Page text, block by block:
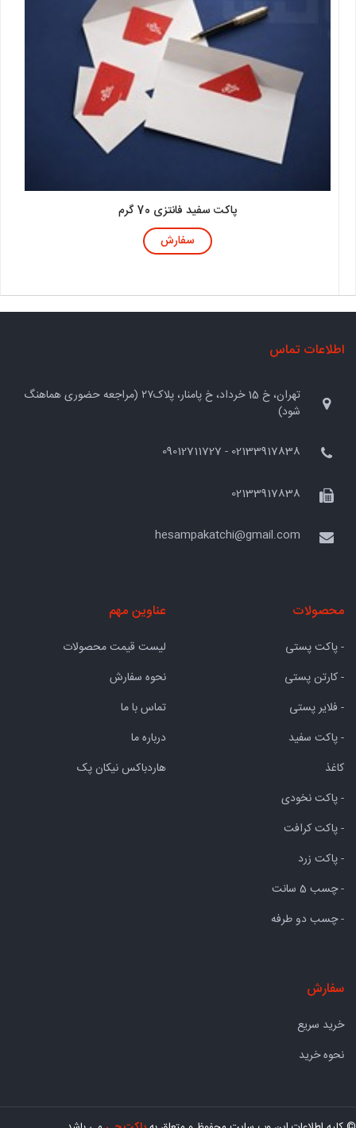
پاکت سفید فانتزی 70 گرم
سفارش
اطلاعات تماس
تهران، خ 15 خرداد، خ پامنار، پلاک۲۷ (مراجعه حضوری هماهنگ
شود)
02133917838 - 09012711727
02133917838
hesampakatchi@gmail.com
محصولات
- پاکت پستی
- کارتن پستی
- فلایر پستی
- پاکت سفید
کاغذ
- پاکت نخودی
- پاکت کرافت
- پاکت زرد
- چسب 5 سانت
- چسب دو طرفه
عناوین مهم
لیست قیمت محصولات
نحوه سفارش
تماس با ما
درباره ما
هاردباکس نیکان پک
سفارش
خرید سریع
نحوه خرید